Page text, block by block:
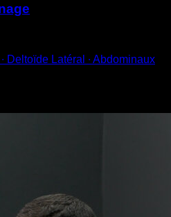
Deltoïde Latéral ∙ Abdominaux